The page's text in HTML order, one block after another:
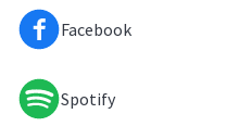
Facebook
Spotify